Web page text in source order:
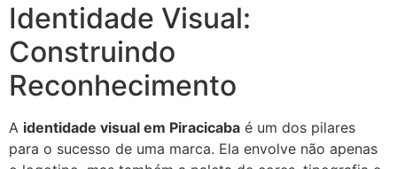
Identidade Visual:
Construindo
Reconhecimento
A identidade visual em Piracicaba é um dos pilares
para o sucesso de uma marca. Ela envolve não apenas